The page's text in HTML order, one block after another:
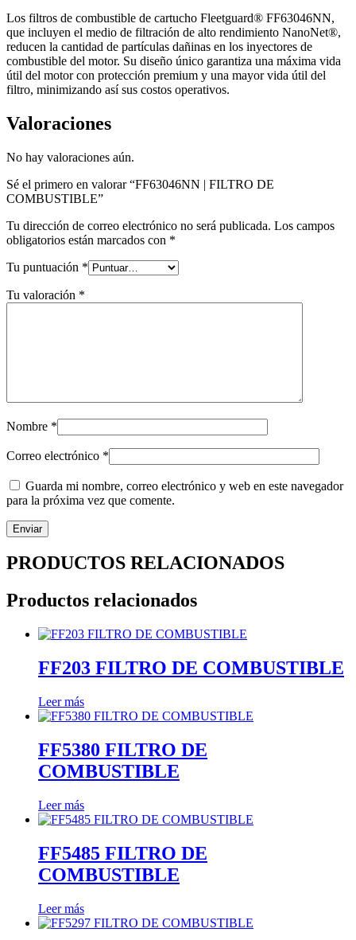
Los filtros de combustible de cartucho Fleetguard® FF63046NN,
que incluyen el medio de filtración de alto rendimiento NanoNet®,
reducen la cantidad de partículas dañinas en los inyectores de
combustible del motor. Su diseño único garantiza una máxima vida
útil del motor con protección premium y una mayor vida útil del
filtro, minimizando así sus costos operativos.
Valoraciones
No hay valoraciones aún.
Sé el primero en valorar “FF63046NN | FILTRO DE
COMBUSTIBLE”
Tu dirección de correo electrónico no será publicada. Los campos
obligatorios están marcados con *
Tu puntuación *
Tu valoración *
Nombre *
Correo electrónico *
Guarda mi nombre, correo electrónico y web en este navegador
para la próxima vez que comente.
PRODUCTOS RELACIONADOS
Productos relacionados
FF203 FILTRO DE COMBUSTIBLE
Leer más
FF5380 FILTRO DE
COMBUSTIBLE
Leer más
FF5485 FILTRO DE
COMBUSTIBLE
Leer más